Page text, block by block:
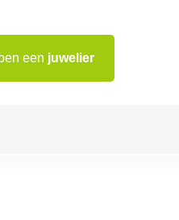
een juwelier